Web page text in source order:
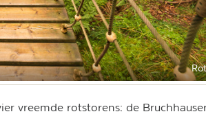
vreemde rotstorens: de